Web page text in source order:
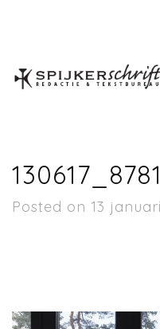
130617_8781
Posted on 13